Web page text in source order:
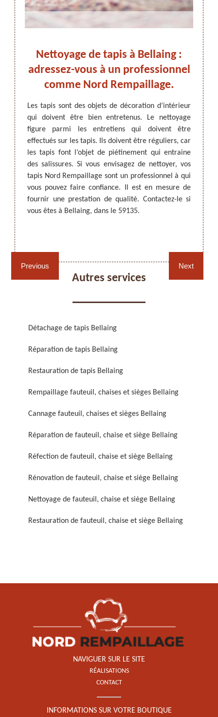
ARTISAN DEZITTER, REMPAILLAGE -
CANNAGE - RECOLLAGE, 59 NORD
chaises et sièges 59
Cannage fauteuil, chaises
et sièges 59
chaise et siège 59
Rénovation de fauteuil,
Nettoyage de fauteuil,
Previous
de
par
un
de
une
à
Nettoyage de tapis à Bellaing :
adressez-vous à un professionnel
comme Nord Rempaillage.
Les tapis sont des objets de décoration d’intérieur
qui doivent être bien entretenus. Le nettoyage
figure parmi les entretiens qui doivent être
effectués sur les tapis. Ils doivent être réguliers, car
les tapis font l’objet de piétinement qui entraine
des salissures. Si vous envisagez de nettoyer, vos
tapis Nord Rempaillage sont un professionnel à qui
vous pouvez faire confiance. Il est en mesure de
fournir une prestation de qualité. Contactez-le si
vous êtes à Bellaing, dans le 59135.
Pour
votre
des
de
de
qu’il
tarifs
Next
Autres services
Détachage de tapis Bellaing
Réparation de tapis Bellaing
Restauration de tapis Bellaing
Rempaillage fauteuil, chaises et sièges Bellaing
Cannage fauteuil, chaises et sièges Bellaing
Réparation de fauteuil, chaise et siège Bellaing
Réfection de fauteuil, chaise et siège Bellaing
Rénovation de fauteuil, chaise et siège Bellaing
Nettoyage de fauteuil, chaise et siège Bellaing
Restauration de fauteuil, chaise et siège Bellaing
NAVIGUER SUR LE SITE
RÉALISATIONS
CONTACT
INFORMATIONS SUR VOTRE BOUTIQUE